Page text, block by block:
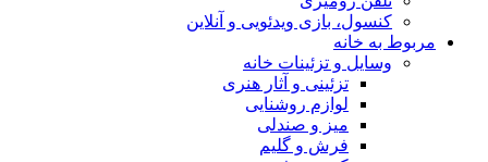
کنسول، بازی‌ ویدئویی و آنلاین
مربوط به خانه
وسایل و تزئینات خانه
تزئینی و آثار هنری
لوازم روشنایی
میز و صندلی
فرش و گلیم